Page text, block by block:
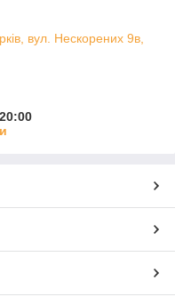
вул. Нескорених 9в,